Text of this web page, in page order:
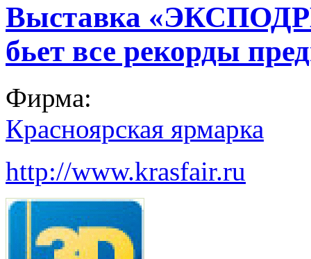
Выставка
бьет все рекорды
Фирма:
Красноярская ярмарка
http://www.krasfair.ru